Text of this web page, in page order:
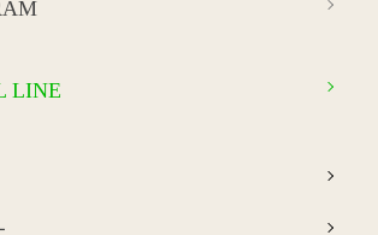
LINE